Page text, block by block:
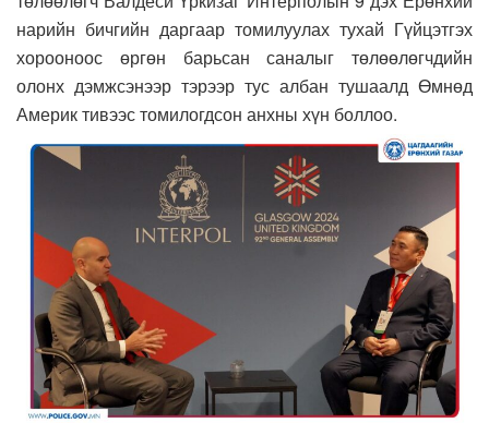
нарийн бичгийн даргаар томилуулах тухай Гүйцэтгэх
хорооноос өргөн барьсан саналыг төлөөлөгчдийн
олонх дэмжсэнээр тэрээр тус албан тушаалд Өмнөд
Америк тивээс томилогдсон анхны хүн боллоо.